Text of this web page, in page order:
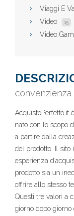
Viaggi E
Video 15
Video
AcquistoPerfetto.it
nato con lo scopo
a partire dalla
del prodotto. Il sito
esperienza
prodotto sia un
offrire allo stesso
Questi tre valori a
giorno dopo